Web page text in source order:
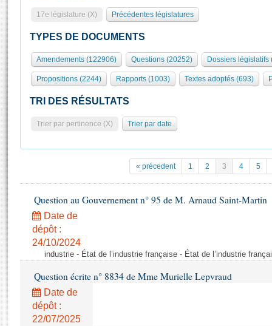
Présidence
577 députés
Groupes politiques
Séance publique
Commissions et autres organes
Europe et International
Pétitions
Projets de loi
Propositions de loi
Amendements
Textes adoptés
Rapports d'information
Rapports d'enquête
Rapports législatifs
Rôle et pouvoirs de l'Assemblée
Organisation de l'Assemblée
Présidence Conférence des Présidents Bureau Collège des
Statistiques et chiffres clés
Documents de référence
( Constitution | Règlement de l'Assemblée ... )
Histoire
Juniors
Anciennes législatures
Liens vers les sites publics
Visiter l'Assemblée
Visite virtuelle du palais Bourbon
Assister à une séance
Contacts et plan d'accès
Photos libres de droit
17e législature (X) Précédentes législatures
TYPES DE DOCUMENTS
Amendements (122906) Questions (20252) Dossiers législatifs
Propositions (2244) Rapports (1003) Textes adoptés (693)
TRI DES RÉSULTATS
Trier par pertinence (X) Trier par date
« précedent 1 2 3 4 5
Question au Gouvernement n° 95 de M. Arnaud Saint-Martin
Date de
dépôt :
24/10/2024
industrie - État de l’industrie française - État de l’industrie
Question écrite n° 8834 de Mme Murielle Lepvraud
Date de
dépôt :
22/07/2025